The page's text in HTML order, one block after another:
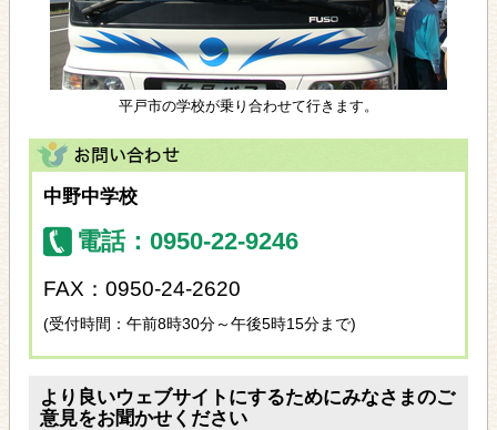
平戸市の学校が乗り合わせて行きます。
中野中学校
電話：0950-22-9246
FAX：0950-24-2620
(受付時間：午前8時30分～午後5時15分まで)
より良いウェブサイトにするためにみなさまのご
意見をお聞かせください